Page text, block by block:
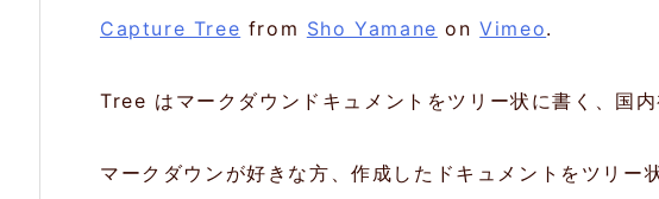
ン
Capture Tree from Sho Yamane onVimeo.
Tree はマークダウンドキュメントをツリー状に書く、国内
マークダウンが好きな方、作成したドキュメントをツリー